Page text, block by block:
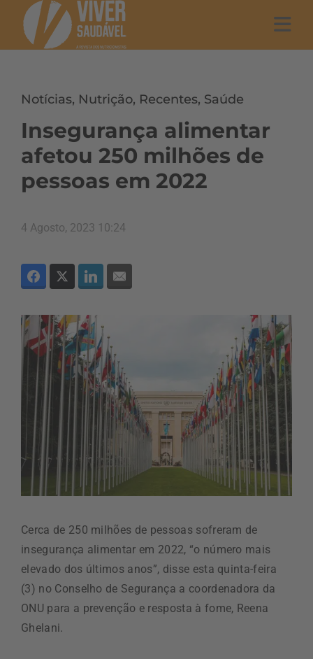
Notícias, Nutrição, Recentes, Saúde
Insegurança alimentar
afetou 250 milhões de
pessoas em 2022
4 Agosto, 2023 10:24
Cerca de 250 milhões de pessoas sofreram de
insegurança alimentar em 2022, “o número mais
elevado dos últimos anos”, disse esta quinta-feira
(3) no Conselho de Segurança a coordenadora da
ONU para a prevenção e resposta à fome, Reena
Ghelani.